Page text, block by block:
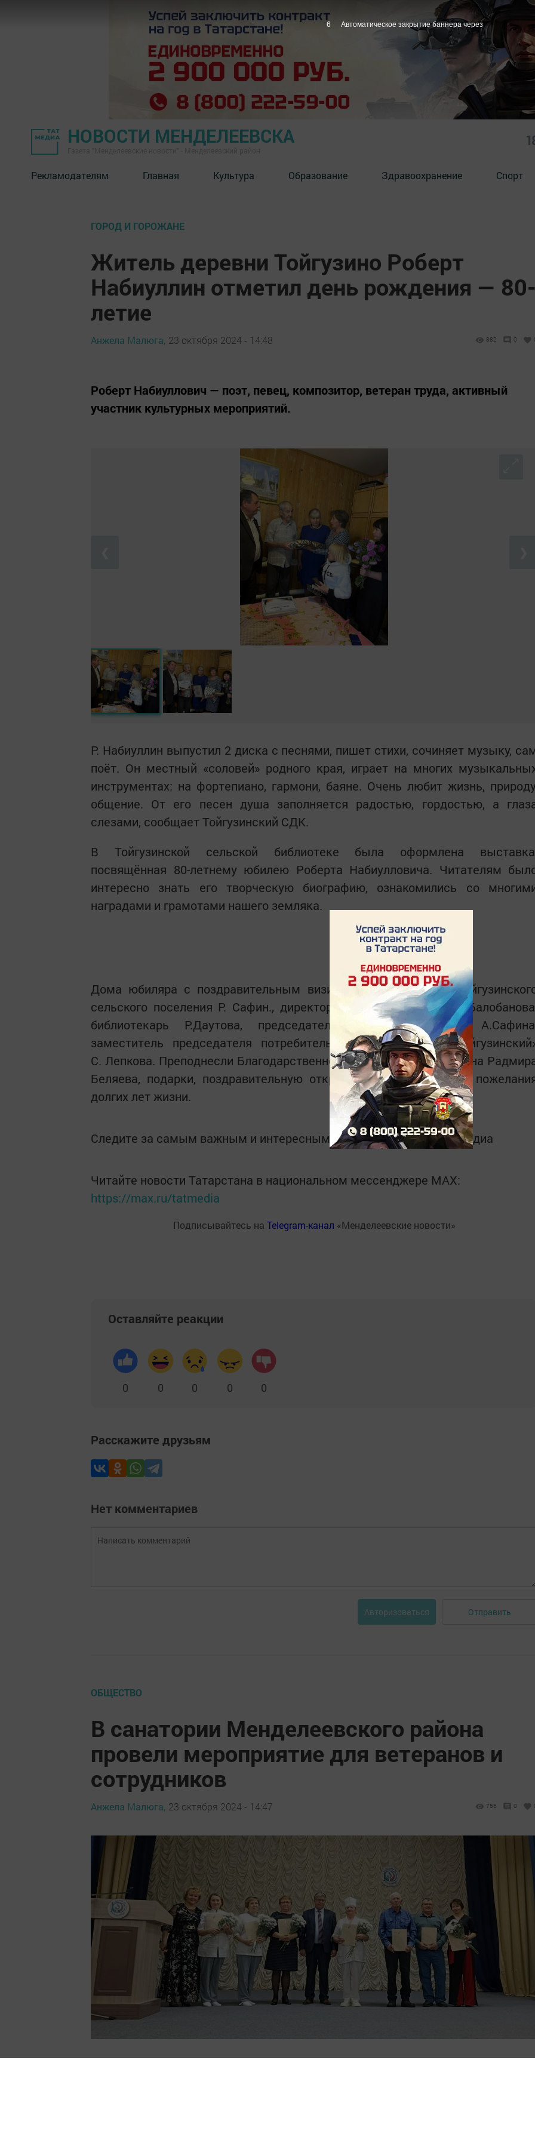
НОВОСТИ МЕНДЕЛЕЕВСКА
Рекламодателям Главная Культура Образование Здравоохранение Спорт
ГОРОД И ГОРОЖАНЕ
Житель деревни Тойгузино Роберт
Набиуллин отметил день рождения —
летие
Анжела Малюга, 23 октября 2024 - 14:48 882 0
Роберт Набиуллович — поэт, певец, композитор, ветеран труда, активный
участник культурных мероприятий.
Р. Набиуллин выпустил 2 диска с песнями, пишет стихи, сочиняет музыку,
поёт. Он местный «соловей» родного края, играет на многих
инструментах: на фортепиано, гармони, баяне. Очень любит жизнь,
общение. От его песен душа заполняется радостью, гордостью, а
слезами, сообщает Тойгузинский СДК.
В Тойгузинской сельской библиотеке была оформлена
посвящённая 80-летнему юбилею Роберта Набиулловича. Читателям
интересно знать его творческую биографию, ознакомились со
наградами и грамотами нашего земляка.
Дома юбиляра с поздравительным визитом посетили глава
сельского поселения Р. Сафин., директор Тойгузинского СДК Р.
библиотекарь Р.Даутова, председатель совета ветеранов
заместитель председателя потребительского кооператива
С. Лепкова. Преподнесли Благодарственное письмо от главы района
Беляева, подарки, поздравительную открытку, цветы и добрые
долгих лет жизни.
Следите за самым важным и интересным вTelegram-каналеТатмедиа
Читайте новости Татарстана в национальном мессенджере MАХ:
https://max.ru/tatmedia
Подписывайтесь на Telegram-канал «Менделеевские новости»
Оставляйте реакции
0 0 0 0 0
Расскажите друзьям
Нет комментариев
Авторизоваться Отправить
ОБЩЕСТВО
В санатории Менделеевского района
провели мероприятие для ветеранов и
сотрудников
Анжела Малюга, 23 октября 2024 - 14:47 756 0
5 Автоматическое закрытие баннера через